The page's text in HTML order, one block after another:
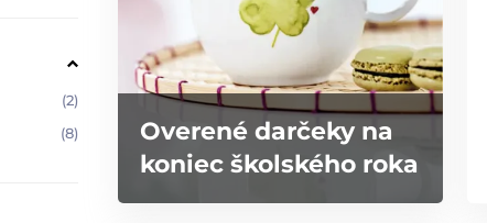
(2)
(8)
Overené darčeky na
koniec školského roka